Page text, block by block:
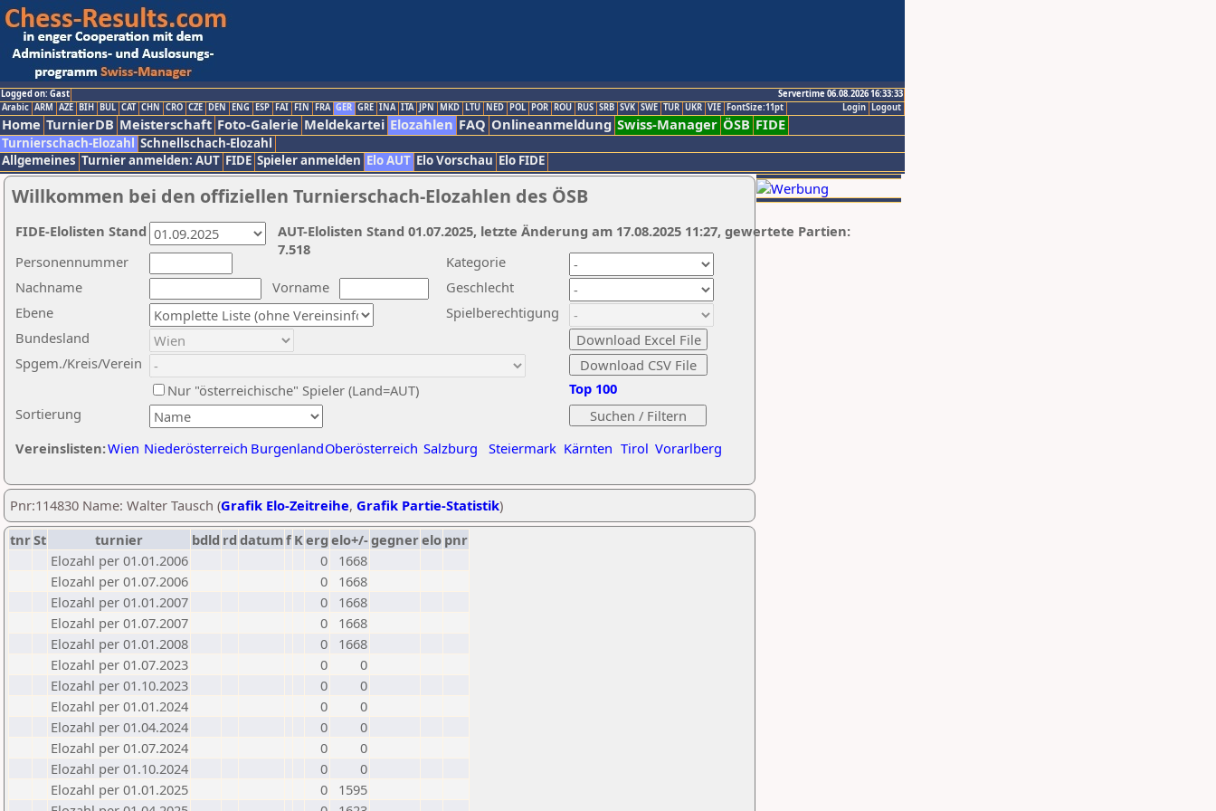
Logged on: Gast
Servertime 06.08.2026 16:33:33
Logout
Login
Arabic ARM AZE BIH BUL CAT CHN CRO CZE DEN ENG ESP FAI FIN FRA GER GRE INA ITA JPN MKD LTU NED POL POR ROU RUS SRB SVK SWE TUR UKR VIE FontSize:11pt
Home TurnierDB Meisterschaft Foto-Galerie Meldekartei Elozahlen FAQ Onlineanmeldung Swiss-Manager ÖSB FIDE
Turnierschach-Elozahl Schnellschach-Elozahl
Allgemeines Turnier anmelden: AUT FIDE Spieler anmelden Elo AUT Elo Vorschau Elo FIDE
Willkommen bei den offiziellen Turnierschach-Elozahlen des ÖSB
Nachname
Vorname
Ebene
Kategorie
Sortierung
Personennummer
Bundesland
Spgem./Kreis/Verein
Geschlecht
Nur "österreichische" Spieler (Land=AUT)
Spielberechtigung
Vereinslisten:Wien Niederösterreich BurgenlandOberösterreich Salzburg Steiermark Kärnten Tirol Vorarlberg
Top 100
AUT-Elolisten Stand 01.07.2025, letzte Änderung am 17.08.2025 11:27, gewertete Partien:
7.518
FIDE-Elolisten Stand
Pnr:114830 Name: Walter Tausch (Grafik Elo-Zeitreihe, Grafik Partie-Statistik)
tnrSt turnier bdld rd datumf Kerg elo+/-gegnerelo pnr
Elozahl per 01.01.2006
0
1668
Elozahl per 01.07.2006
0
1668
Elozahl per 01.01.2007
0
1668
Elozahl per 01.07.2007
0
1668
Elozahl per 01.01.2008
0
1668
Elozahl per 01.07.2023
0
0
Elozahl per 01.10.2023
0
0
Elozahl per 01.01.2024
0
0
Elozahl per 01.04.2024
0
0
Elozahl per 01.07.2024
0
0
Elozahl per 01.10.2024
0
0
Elozahl per 01.01.2025
0
1595